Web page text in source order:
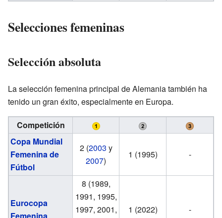
Selecciones femeninas
Selección absoluta
La selección femenina principal de Alemania también ha
tenido un gran éxito, especialmente en Europa.
Competición
Copa Mundial
Femenina de
Fútbol
2 (2003 y
2007)
1 (1995) -
Eurocopa
8 (1989,
1991, 1995,
1997, 2001,
1 (2022) -